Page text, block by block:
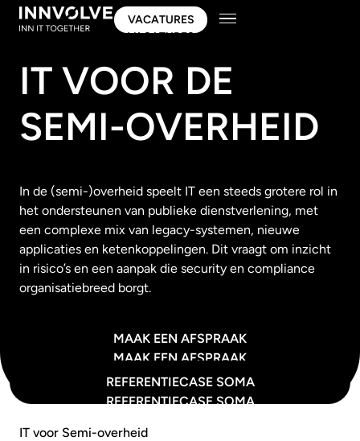
VACATURES
VACATURES
IT VOOR DE
SEMI-OVERHEID
In de (semi-)overheid speelt IT een steeds grotere rol in
het ondersteunen van publieke dienstverlening, met
een complexe mix van legacy-systemen, nieuwe
applicaties en ketenkoppelingen. Dit vraagt om inzicht
in risico’s en een aanpak die security en compliance
organisatiebreed borgt.
MAAK EEN AFSPRAAK
MAAK EEN AFSPRAAK
REFERENTIECASE SOMA
REFERENTIECASE SOMA
IT voor Semi-overheid